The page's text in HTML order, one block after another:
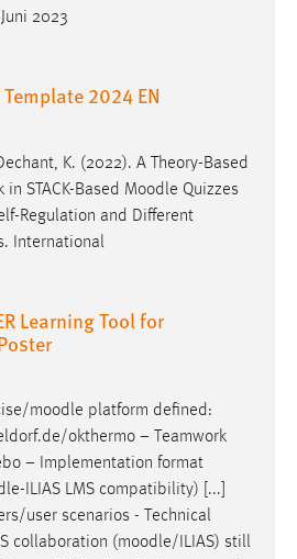
2023
2024 EN
K. (2022). A Theory-Based
STACK-Based Moodle Quizzes
Regulation and Different
International
Learning Tool for
moodle platform defined:
okthermo − Teamwork
− Implementation format
-ILIAS LMS compatibility) [...]
user scenarios - Technical
collaboration (moodle/ILIAS) still
gesetzt.